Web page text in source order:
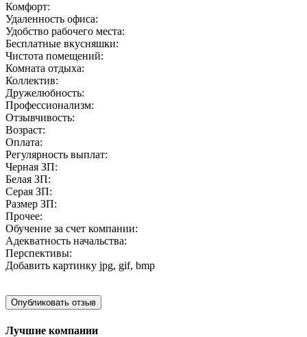
Комфорт:
Удаленность офиса:
Удобство рабочего места:
Бесплатные вкусняшки:
Чистота помещений:
Комната отдыха:
Коллектив:
Дружелюбность:
Профессионализм:
Отзывчивость:
Возраст:
Оплата:
Регулярность выплат:
Черная ЗП:
Белая ЗП:
Серая ЗП:
Размер ЗП:
Прочее:
Обучение за счет компании:
Адекватность начальства:
Перспективы:
Добавить картинку jpg, gif, bmp
Лучшие компании